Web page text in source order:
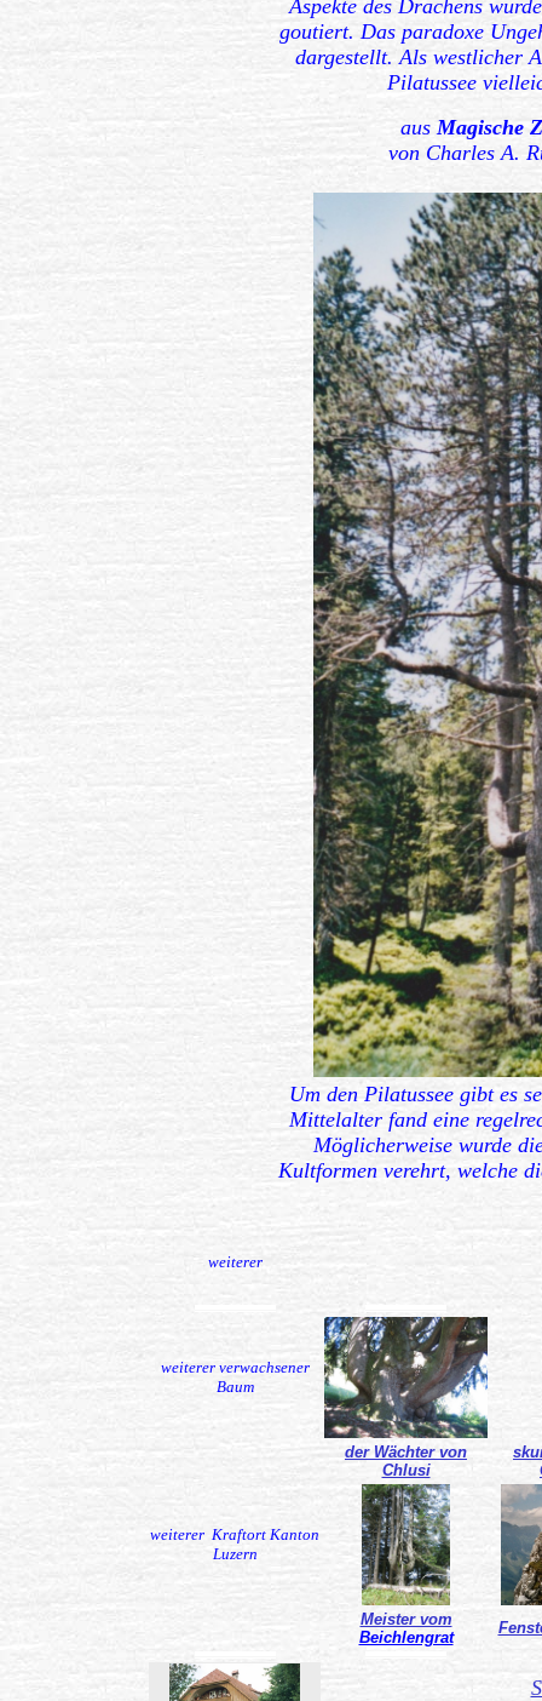
Aspekte des Drachens
goutiert. Das paradoxe
dargestellt. Als westlicher
Pilatussee
ausMagische
von Charles
Um den Pilatussee gibt es
Mittelalter fand eine
Möglicherweise wurde
Kultformen verehrt, welche
weiterer
weiterer verwachsener
Baum
der Wächter von
Chlusi
weiterer Kraftort Kanton
Luzern
Meister vom
Beichlengrat